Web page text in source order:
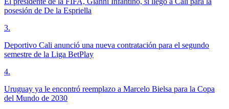
posesión de De la Espriella
3.
Deportivo Cali anunció una nueva contratación para el segundo
semestre de la Liga BetPlay
4.
Uruguay ya le encontró reemplazo a Marcelo Bielsa para la Copa
del Mundo de 2030